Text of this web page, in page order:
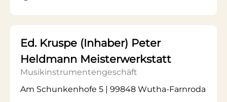
Ed. Kruspe (Inhaber) Peter
Heldmann Meisterwerkstatt
Musikinstrumentengeschäft
Am Schunkenhofe 5 | 99848 Wutha-Farnroda